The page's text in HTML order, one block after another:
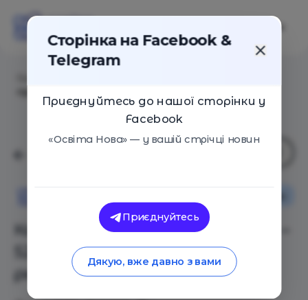
Календар турботи про себе –
52 практики відновлення
ресурсності
Сторінка на Facebook &
Telegram
Приєднуйтесь до нашої сторінки у
Facebook
«Освіта Нова» — у вашій стрічці новин
Приєднуйтесь
Дякую, вже давно з вами